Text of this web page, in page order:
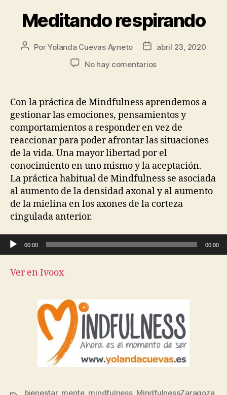
Meditando respirando
PorYolanda Cuevas Ayneto
abril 23, 2020
No hay comentarios
Con la práctica de Mindfulness aprendemos a
gestionar las emociones, pensamientos y
comportamientos a responder en vez de
reaccionar para poder afrontar las situaciones
de la vida. Una mayor libertad por el
conocimiento en uno mismo y la aceptación.
La práctica habitual de Mindfulness se asociada
al aumento de la densidad axonal y al aumento
de la mielina en los axones de la corteza
cingulada anterior.
Reproductor de audio
00:00 00:00
Ver en Ivoox
bienestar, mente, mindfulness, MindfulnessZaragoza